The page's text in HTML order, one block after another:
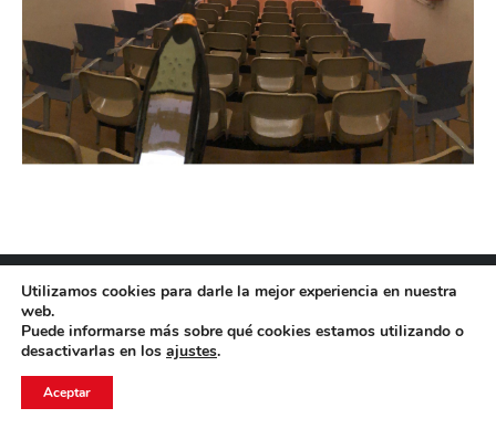
Menú barra inferior - ES
Utilizamos cookies para darle la mejor experiencia en nuestra
web.
Puede informarse más sobre qué cookies estamos utilizando o
desactivarlas en los ajustes.
Aceptar